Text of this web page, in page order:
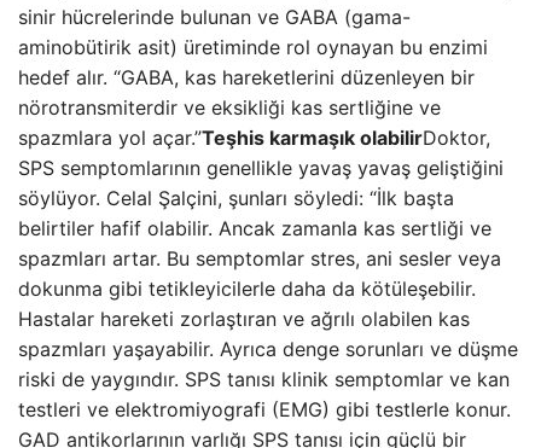
sinir hücrelerinde bulunan ve GABA (gama-
aminobütirik asit) üretiminde rol oynayan bu enzimi
hedef alır. “GABA, kas hareketlerini düzenleyen bir
nörotransmiterdir ve eksikliği kas sertliğine ve
spazmlara yol açar.”Teşhis karmaşık olabilirDoktor,
SPS semptomlarının genellikle yavaş yavaş geliştiğini
söylüyor. Celal Şalçini, şunları söyledi: “İlk başta
belirtiler hafif olabilir. Ancak zamanla kas sertliği ve
spazmları artar. Bu semptomlar stres, ani sesler veya
dokunma gibi tetikleyicilerle daha da kötüleşebilir.
Hastalar hareketi zorlaştıran ve ağrılı olabilen kas
spazmları yaşayabilir. Ayrıca denge sorunları ve düşme
riski de yaygındır. SPS tanısı klinik semptomlar ve kan
testleri ve elektromiyografi (EMG) gibi testlerle konur.
GAD antikorlarının varlığı SPS tanısı için güçlü bir